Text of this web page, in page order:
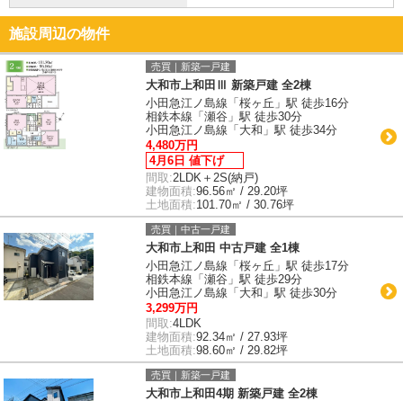
施設周辺の物件
売買｜新築一戸建
大和市上和田Ⅲ 新築戸建 全2棟
小田急江ノ島線「桜ヶ丘」駅 徒歩16分
相鉄本線「瀬谷」駅 徒歩30分
小田急江ノ島線「大和」駅 徒歩34分
4,480万円
4月6日 値下げ
間取:2LDK＋2S(納戸)
建物面積:96.56㎡ / 29.20坪
土地面積:101.70㎡ / 30.76坪
売買｜中古一戸建
大和市上和田 中古戸建 全1棟
小田急江ノ島線「桜ヶ丘」駅 徒歩17分
相鉄本線「瀬谷」駅 徒歩29分
小田急江ノ島線「大和」駅 徒歩30分
3,299万円
間取:4LDK
建物面積:92.34㎡ / 27.93坪
土地面積:98.60㎡ / 29.82坪
売買｜新築一戸建
大和市上和田4期 新築戸建 全2棟